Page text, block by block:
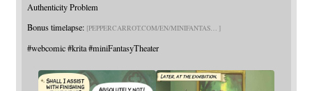
Authenticity Problem
Bonus timelapse: PEPPERCARROT.COM/EN/MINIFANTAS
#webcomic #krita #miniFantasyTheater